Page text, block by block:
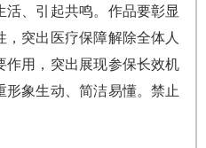
活、引起共鸣。作品要彰显
突出医疗保障解除全体人
作用，突出展现参保长效机
象生动、简洁易懂。禁止